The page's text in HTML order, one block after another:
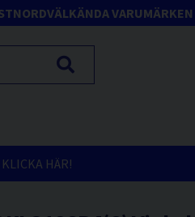
VÄLKÄNDA VARUMÄRKEN
HÄR!